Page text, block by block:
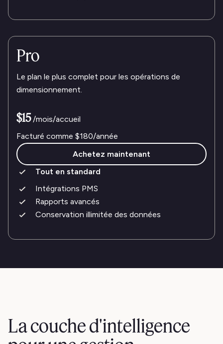
Pro
Le plan le plus complet pour les opérations de
dimensionnement.
$15 /mois/accueil
Facturé comme $180/année
Achetez maintenant
Tout en standard
Intégrations PMS
Rapports avancés
Conservation illimitée des données
La couche d'intelligence